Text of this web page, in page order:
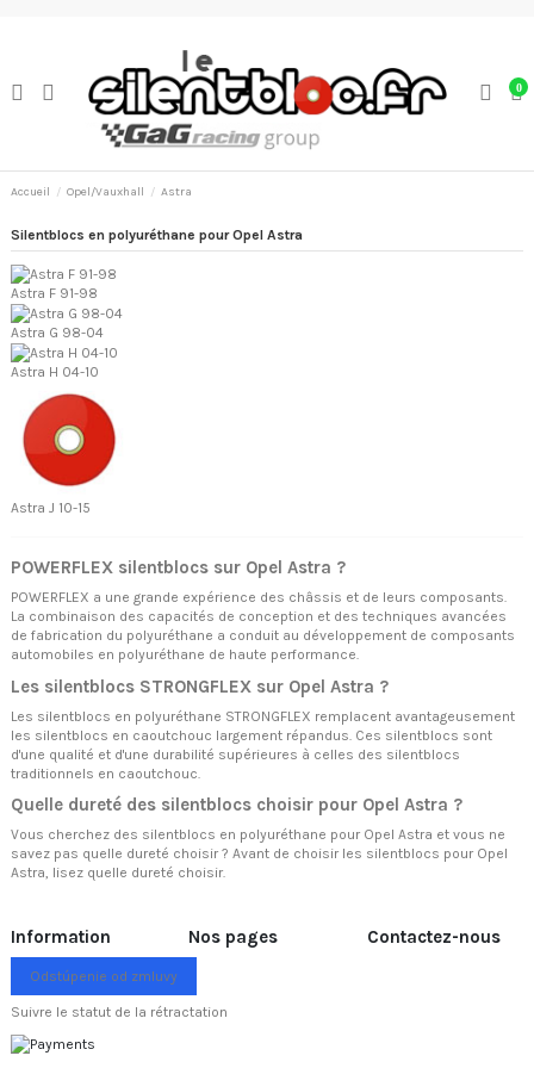
0
Accueil Opel/Vauxhall Astra
Silentblocs en polyuréthane pour Opel Astra
Astra F 91-98
Astra G 98-04
Astra H 04-10
Astra J 10-15
POWERFLEX silentblocs sur Opel Astra ?
POWERFLEX a une grande expérience des châssis et de leurs composants.
La combinaison des capacités de conception et des techniques avancées
de fabrication du polyuréthane a conduit au développement de composants
automobiles en polyuréthane de haute performance.
Les silentblocs STRONGFLEX sur Opel Astra ?
Les silentblocs en polyuréthane STRONGFLEX remplacent avantageusement
les silentblocs en caoutchouc largement répandus. Ces silentblocs sont
d'une qualité et d'une durabilité supérieures à celles des silentblocs
traditionnels en caoutchouc.
Quelle dureté des silentblocs choisir pour Opel Astra ?
Vous cherchez des silentblocs en polyuréthane pour Opel Astra et vous ne
savez pas quelle dureté choisir ? Avant de choisir les silentblocs pour Opel
Astra, lisez quelle dureté choisir.
Information Nos pages Contactez-nous
Odstúpenie od zmluvy
Suivre le statut de la rétractation